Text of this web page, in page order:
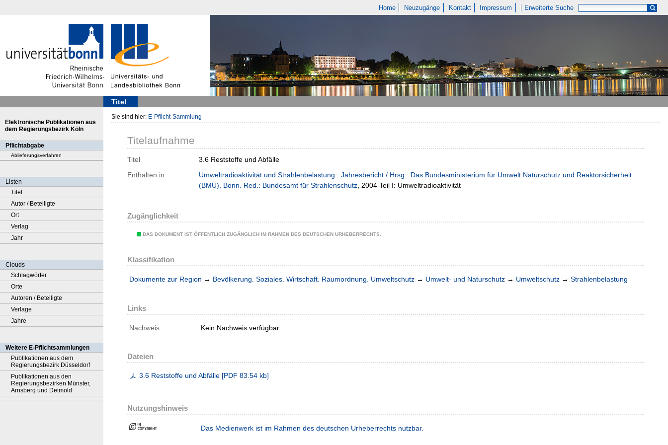
Home Neuzugänge Kontakt Impressum Erweiterte Suche
Titel
Elektronische Publikationen aus
dem Regierungsbezirk Köln
Pflichtabgabe
Ablieferungsverfahren
Listen
Titel
Autor / Beteiligte
Ort
Verlag
Jahr
Clouds
Schlagwörter
Orte
Autoren / Beteiligte
Verlage
Jahre
Weitere E-Pflichtsammlungen
Publikationen aus dem
Regierungsbezirk Düsseldorf
Publikationen aus den
Regierungsbezirken Münster,
Arnsberg und Detmold
Sie sind hier: E-Pflicht-Sammlung
Titelaufnahme
Titel
3.6 Reststoffe und Abfälle
Enthalten in
Umweltradioaktivität und Strahlenbelastung : Jahresbericht / Hrsg.: Das Bundesministerium für Umwelt Naturschutz und Reaktorsicherheit
(BMU), Bonn. Red.: Bundesamt für Strahlenschutz, 2004 Teil I: Umweltradioaktivität
Zugänglichkeit
DAS DOKUMENT IST ÖFFENTLICH ZUGÄNGLICH IM RAHMEN DES DEUTSCHEN URHEBERRECHTS.
Klassifikation
Dokumente zur Region → Bevölkerung. Soziales. Wirtschaft. Raumordnung. Umweltschutz → Umwelt- und Naturschutz → Umweltschutz → Strahlenbelastung
Links
Nachweis Kein Nachweis verfügbar
Dateien
3.6 Reststoffe und Abfälle [PDF 83.54 kb]
Nutzungshinweis
Das Medienwerk ist im Rahmen des deutschen Urheberrechts nutzbar.